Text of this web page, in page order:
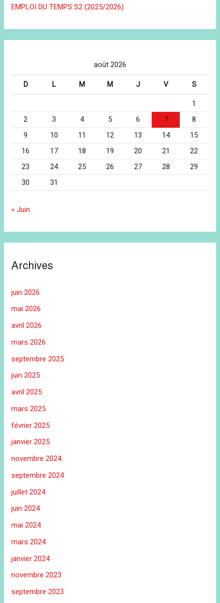
EMPLOI DU TEMPS S2 (2025/2026)
août 2026
D L M M J V S
1
2
3 4 5 6 7
8
9
10 11 12 13 14
15
16
17 18 19 20 21
22
23
24 25 26 27 28
29
30
31
« Juin
Archives
juin 2026
mai 2026
avril 2026
mars 2026
septembre 2025
juin 2025
avril 2025
mars 2025
février 2025
janvier 2025
novembre 2024
septembre 2024
juillet 2024
juin 2024
mai 2024
mars 2024
janvier 2024
novembre 2023
septembre 2023